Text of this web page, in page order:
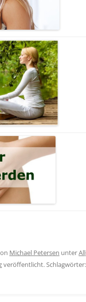
Michael Petersen unter
veröffentlicht. Schlagwörter: